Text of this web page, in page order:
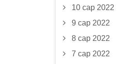
10 сар 2022
9 сар 2022
8 сар 2022
7 сар 2022